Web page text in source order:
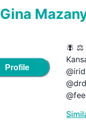
Gina
Profile
🪰 ⚖️